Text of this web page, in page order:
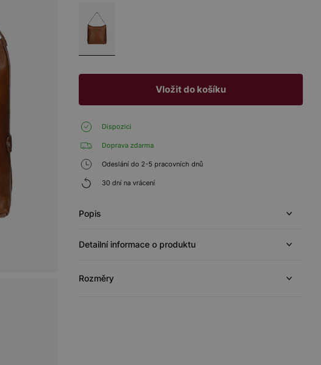
Vložit do košíku
Dispozici
Doprava zdarma
Odeslání do 2-5 pracovních dnů
30 dní na vrácení
Popis
Detailní informace o produktu
Rozměry